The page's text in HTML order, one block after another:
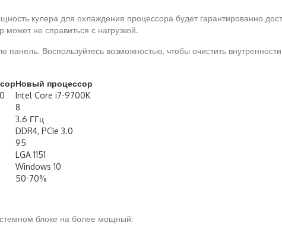
кулера для охлаждения процессора будет гарантированно
не справиться с нагрузкой.
панель. Воспользуйтесь возможностью, чтобы очистить
Новый процессор
Intel Core i7-9700K
8
3.6 ГГц
DDR4, PCIe 3.0
95
LGA 1151
Windows 10
50-70%
блоке на более мощный: